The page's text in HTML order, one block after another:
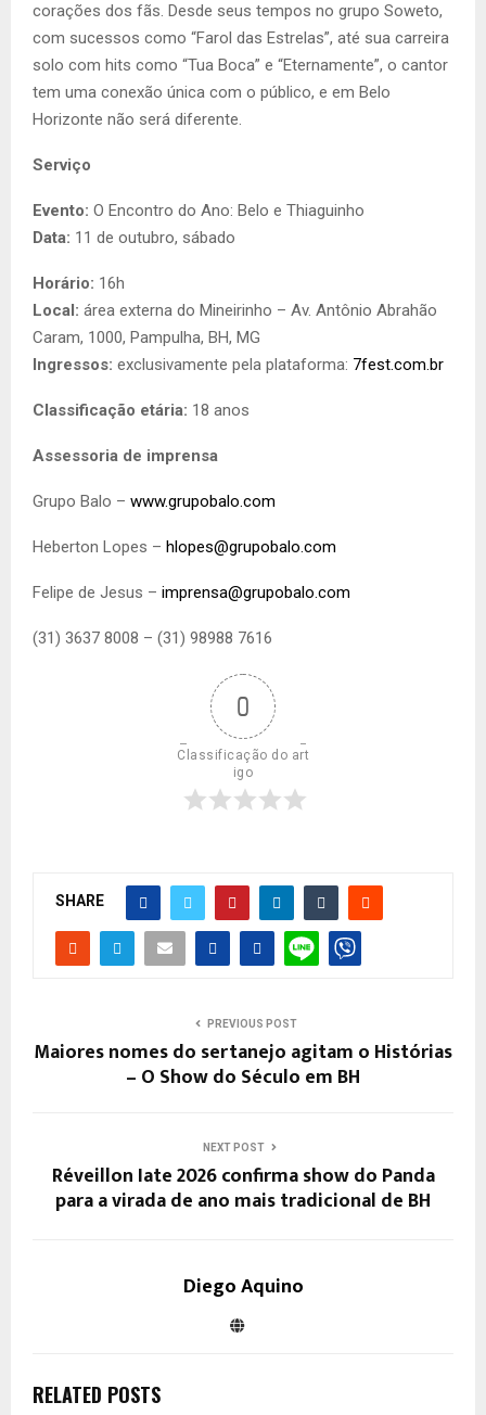
corações dos fãs. Desde seus tempos no grupo Soweto,
com sucessos como “Farol das Estrelas”, até sua carreira
solo com hits como “Tua Boca” e “Eternamente”, o cantor
tem uma conexão única com o público, e em Belo
Horizonte não será diferente.
Serviço
Evento: O Encontro do Ano: Belo e Thiaguinho
Data: 11 de outubro, sábado
Horário: 16h
Local: área externa do Mineirinho – Av. Antônio Abrahão
Caram, 1000, Pampulha, BH, MG
Ingressos: exclusivamente pela plataforma: 7fest.com.br
Classificação etária: 18 anos
Assessoria de imprensa
Grupo Balo – www.grupobalo.com
Heberton Lopes – hlopes@grupobalo.com
Felipe de Jesus – imprensa@grupobalo.com
(31) 3637 8008 – (31) 98988 7616
0
Classificação do art
igo
SHARE
PREVIOUS POST
Maiores nomes do sertanejo agitam o Histórias
– O Show do Século em BH
NEXT POST
Réveillon Iate 2026 confirma show do Panda
para a virada de ano mais tradicional de BH
Diego Aquino
RELATED POSTS